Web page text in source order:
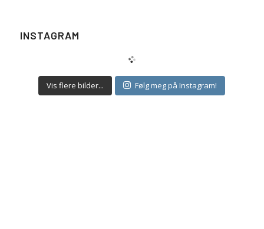
INSTAGRAM
Vis flere bilder... Følg meg på Instagram!